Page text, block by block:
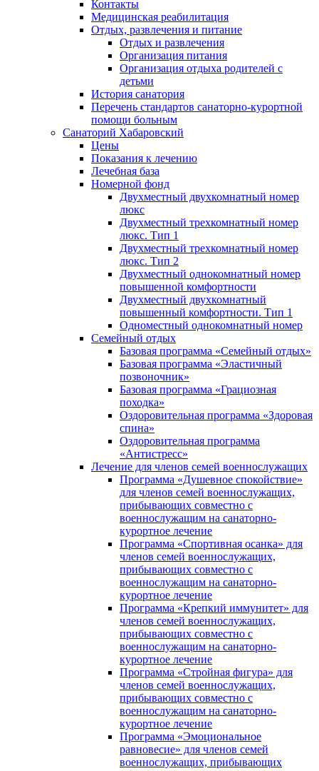
Контакты
Медицинская реабилитация
Отдых, развлечения и питание
Отдых и развлечения
Организация питания
Организация отдыха родителей с
детьми
История санатория
Перечень стандартов санаторно-курортной
помощи больным
Санаторий Хабаровский
Цены
Показания к лечению
Лечебная база
Номерной фонд
Двухместный двухкомнатный номер
люкс
Двухместный трехкомнатный номер
люкс. Тип 1
Двухместный трехкомнатный номер
люкс. Тип 2
Двухместный однокомнатный номер
повышенной комфортности
Двухместный двухкомнатный
повышенный комфортности. Тип 1
Одноместный однокомнатный номер
Семейный отдых
Базовая программа «Семейный отдых»
Базовая программа «Эластичный
позвоночник»
Базовая программа «Грациозная
походка»
Оздоровительная программа «Здоровая
спина»
Оздоровительная программа
«Антистресс»
Лечение для членов семей военнослужащих
Программа «Душевное спокойствие»
для членов семей военнослужащих,
прибывающих совместно с
военнослужащим на санаторно-
курортное лечение
Программа «Спортивная осанка» для
членов семей военнослужащих,
прибывающих совместно с
военнослужащим на санаторно-
курортное лечение
Программа «Крепкий иммунитет» для
членов семей военнослужащих,
прибывающих совместно с
военнослужащим на санаторно-
курортное лечение
Программа «Стройная фигура» для
членов семей военнослужащих,
прибывающих совместно с
военнослужащим на санаторно-
курортное лечение
Программа «Эмоциональное
равновесие» для членов семей
военнослужащих, прибывающих